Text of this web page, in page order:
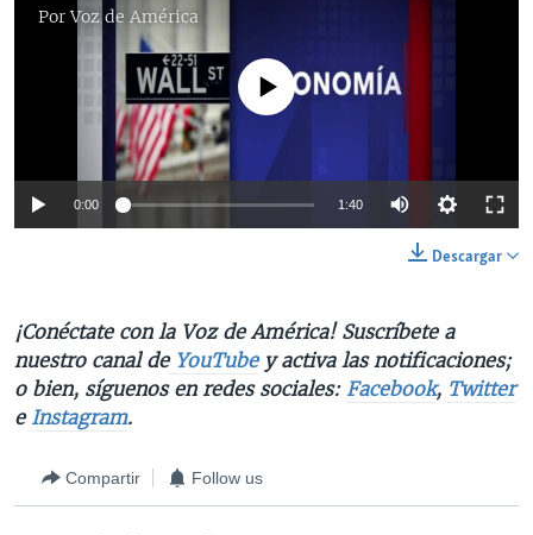
PorVoz de América
No media source currently available
0:00 1:40
Descargar
¡Conéctate con la Voz de América! Suscríbete a
nuestro canal deYouTubey activa las notificaciones;
o bien, síguenos en redes sociales: Facebook, Twitter
e Instagram.
Compartir Follow us